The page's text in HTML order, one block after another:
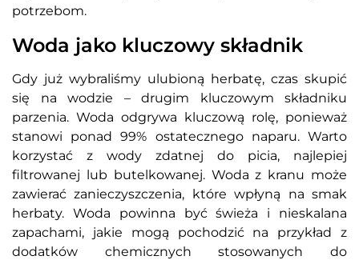
potrzebom.
Woda jako kluczowy składnik
Gdy już wybraliśmy ulubioną herbatę, czas skupić
się na wodzie – drugim kluczowym składniku
parzenia. Woda odgrywa kluczową rolę, ponieważ
stanowi ponad 99% ostatecznego naparu. Warto
korzystać z wody zdatnej do picia, najlepiej
filtrowanej lub butelkowanej. Woda z kranu może
zawierać zanieczyszczenia, które wpłyną na smak
herbaty. Woda powinna być świeża i nieskalana
zapachami, jakie mogą pochodzić na przykład z
dodatków chemicznych stosowanych do